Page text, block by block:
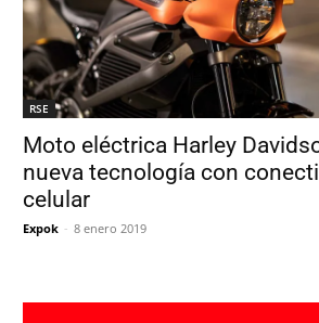
RSE
Moto eléctrica Harley
nueva tecnología con
celular
Expok - 8 enero 2019